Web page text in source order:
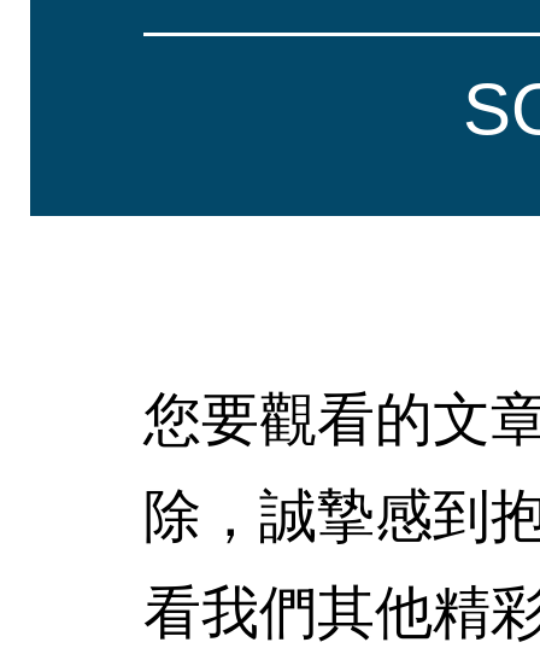
您要觀看的文
除，誠摯感到
看我們其他精